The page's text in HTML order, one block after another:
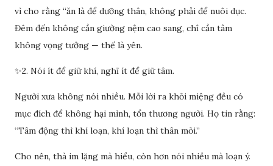
vì cho rằng “ăn là để dưỡng thân, không phải để nuôi dục.
Đêm đến không cần giường nệm cao sang, chỉ cần tâm
không vọng tưởng — thế là yên.
✨2. Nói ít để giữ khí, nghĩ ít để giữ tâm.
Người xưa không nói nhiều. Mỗi lời ra khỏi miệng đều có
mục đích để không hại mình, tổn thương người. Họ tin rằng:
“Tâm động thì khí loạn, khí loạn thì thân mỏi.”
Cho nên, thà im lặng mà hiểu, còn hơn nói nhiều mà loạn ý.